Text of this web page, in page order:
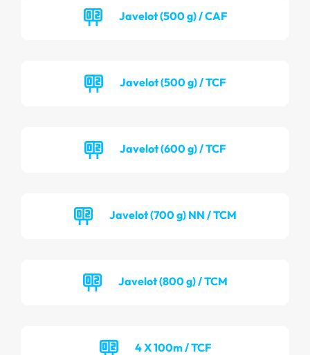
Javelot (500 g) / CAF
Javelot (500 g) / TCF
Javelot (600 g) / TCF
Javelot (700 g) NN / TCM
Javelot (800 g) / TCM
4 X 100m / TCF